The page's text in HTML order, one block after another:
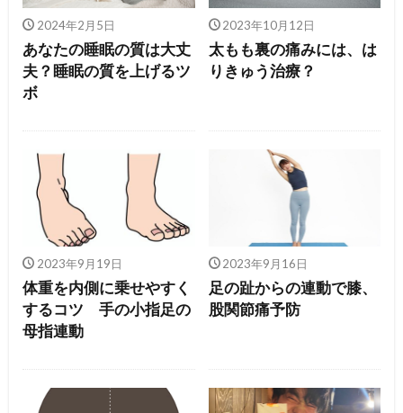
2024年2月5日
あなたの睡眠の質は大丈
夫？睡眠の質を上げるツ
ボ
2023年10月12日
太もも裏の痛みには、は
りきゅう治療？
2023年9月19日
体重を内側に乗せやすく
するコツ 手の小指足の
母指連動
2023年9月16日
足の趾からの連動で膝、
股関節痛予防